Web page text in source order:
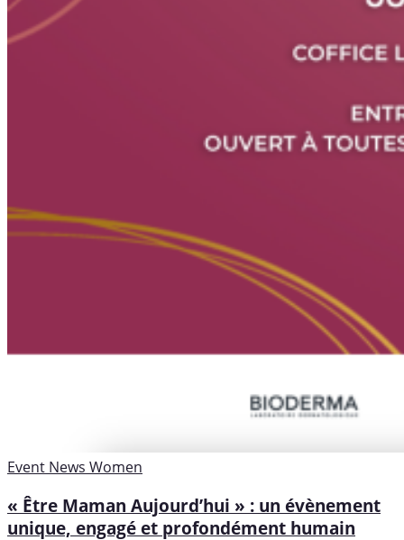
Event News Women
« Être Maman Aujourd’hui » : un évènement
unique, engagé et profondément humain